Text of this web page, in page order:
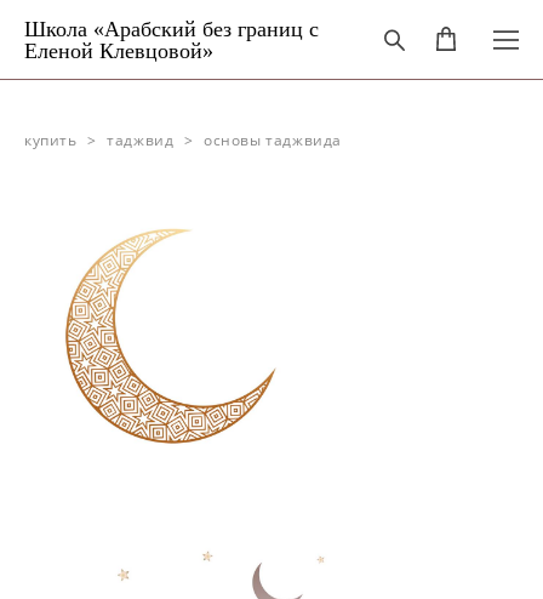
Школа «Арабский без границ с
Еленой Клевцовой»
купить > таджвид > основы таджвида